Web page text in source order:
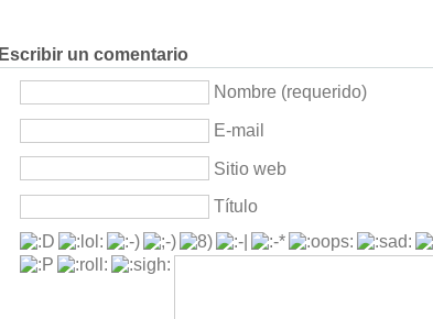
Escribir un comentario
Nombre (requerido)
E-mail
Sitio web
Título